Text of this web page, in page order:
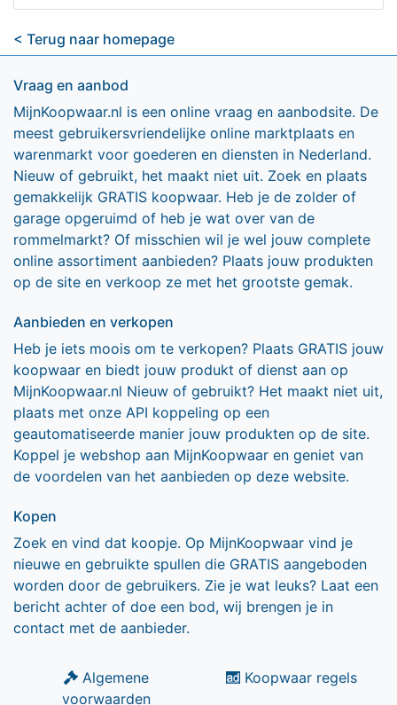
< Terug naar homepage
Vraag en aanbod
MijnKoopwaar.nl is een online vraag en aanbodsite. De
meest gebruikersvriendelijke online marktplaats en
warenmarkt voor goederen en diensten in Nederland.
Nieuw of gebruikt, het maakt niet uit. Zoek en plaats
gemakkelijk GRATIS koopwaar. Heb je de zolder of
garage opgeruimd of heb je wat over van de
rommelmarkt? Of misschien wil je wel jouw complete
online assortiment aanbieden? Plaats jouw produkten
op de site en verkoop ze met het grootste gemak.
Aanbieden en verkopen
Heb je iets moois om te verkopen? Plaats GRATIS jouw
koopwaar en biedt jouw produkt of dienst aan op
MijnKoopwaar.nl Nieuw of gebruikt? Het maakt niet uit,
plaats met onze API koppeling op een
geautomatiseerde manier jouw produkten op de site.
Koppel je webshop aan MijnKoopwaar en geniet van
de voordelen van het aanbieden op deze website.
Kopen
Zoek en vind dat koopje. Op MijnKoopwaar vind je
nieuwe en gebruikte spullen die GRATIS aangeboden
worden door de gebruikers. Zie je wat leuks? Laat een
bericht achter of doe een bod, wij brengen je in
contact met de aanbieder.
Algemene
voorwaarden
Koopwaar regels